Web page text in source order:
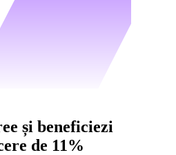
și beneficiezi
de 11%